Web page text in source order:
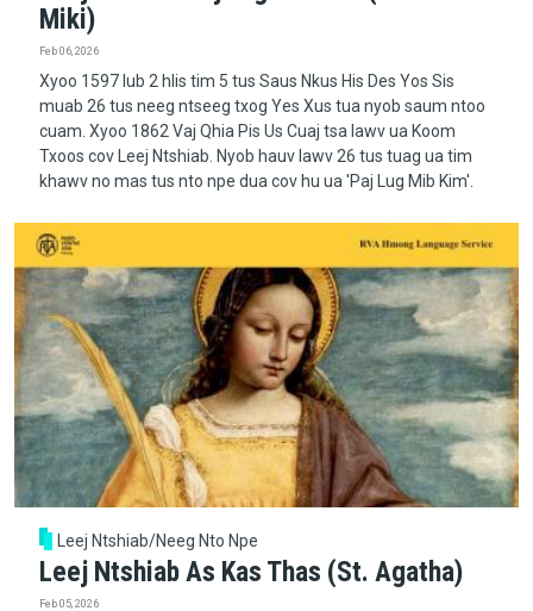
Miki)
Feb 06, 2026
Xyoo 1597 lub 2 hlis tim 5 tus Saus Nkus His Des Yos Sis
muab 26 tus neeg ntseeg txog Yes Xus tua nyob saum ntoo
cuam. Xyoo 1862 Vaj Qhia Pis Us Cuaj tsa lawv ua Koom
Txoos cov Leej Ntshiab. Nyob hauv lawv 26 tus tuag ua tim
khawv no mas tus nto npe dua cov hu ua 'Paj Lug Mib Kim'.
Leej Ntshiab/Neeg Nto Npe
Leej Ntshiab As Kas Thas (St. Agatha)
Feb 05, 2026